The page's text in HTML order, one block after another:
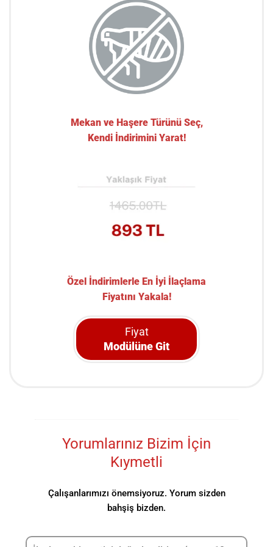
Mekan ve Haşere Türünü Seç,
Kendi İndirimini Yarat!
Özel İndirimlerle En İyi İlaçlama
Fiyatını Yakala!
Fiyat
Modülüne Git
Yorumlarınız Bizim İçin
Kıymetli
Çalışanlarımızı önemsiyoruz. Yorum sizden
bahşiş bizden.